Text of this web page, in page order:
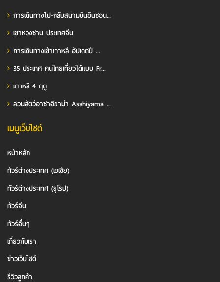
การเดินทางไป-กลับสนามบินอินชอน...
เขาหวงซาน ประเทศจีน
การเดินทางเข้าเกาหลี อัปเดตปี ...
35 ประเทศ คนไทยเที่ยวได้แบบ Fr...
เกาหลี 4 ฤดู
สวนสัตว์อาซาฮิยาม่า Asahiyama ...
เมนูเว็บไซต์
หน้าหลัก
ทัวร์ต่างประเทศ (เอเชีย)
ทัวร์ต่างประเทศ (ยุโรป)
ทัวร์จีน
ทัวร์อื่นๆ
เกี่ยวกับเรา
ข่าวเว็บไซต์
รีวิวลูกค้า